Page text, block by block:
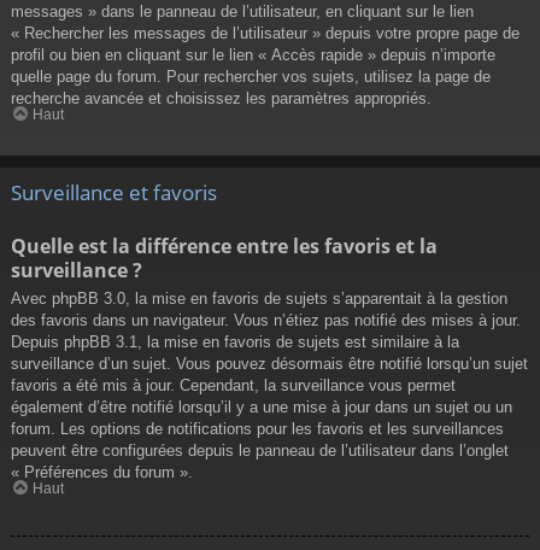
messages » dans le panneau de l’utilisateur, en cliquant sur le lien
« Rechercher les messages de l’utilisateur » depuis votre propre page de
profil ou bien en cliquant sur le lien « Accès rapide » depuis n’importe
quelle page du forum. Pour rechercher vos sujets, utilisez la page de
recherche avancée et choisissez les paramètres appropriés.
Haut
Surveillance et favoris
Quelle est la différence entre les favoris et la
surveillance ?
Avec phpBB 3.0, la mise en favoris de sujets s’apparentait à la gestion
des favoris dans un navigateur. Vous n’étiez pas notifié des mises à jour.
Depuis phpBB 3.1, la mise en favoris de sujets est similaire à la
surveillance d’un sujet. Vous pouvez désormais être notifié lorsqu’un sujet
favoris a été mis à jour. Cependant, la surveillance vous permet
également d’être notifié lorsqu’il y a une mise à jour dans un sujet ou un
forum. Les options de notifications pour les favoris et les surveillances
peuvent être configurées depuis le panneau de l’utilisateur dans l’onglet
« Préférences du forum ».
Haut